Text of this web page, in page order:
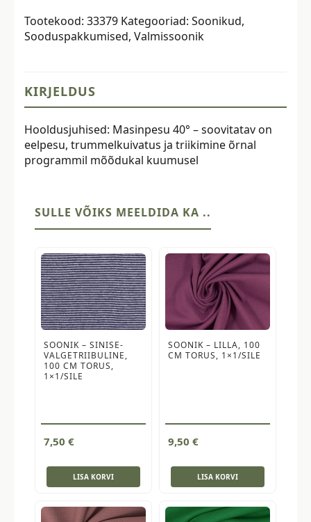
mustatriibuline
kogus
Tootekood: 33379 Kategooriad: Soonikud,
Sooduspakkumised, Valmissoonik
KIRJELDUS
Hooldusjuhised: Masinpesu 40° – soovitatav on
eelpesu, trummelkuivatus ja triikimine õrnal
programmil mõõdukal kuumusel
SULLE VÕIKS MEELDIDA KA ..
SOONIK – SINISE-
VALGETRIIBULINE,
100 CM TORUS,
1×1/SILE
7,50 €
LISA KORVI
SOONIK – LILLA, 100
CM TORUS, 1×1/SILE
9,50 €
LISA KORVI